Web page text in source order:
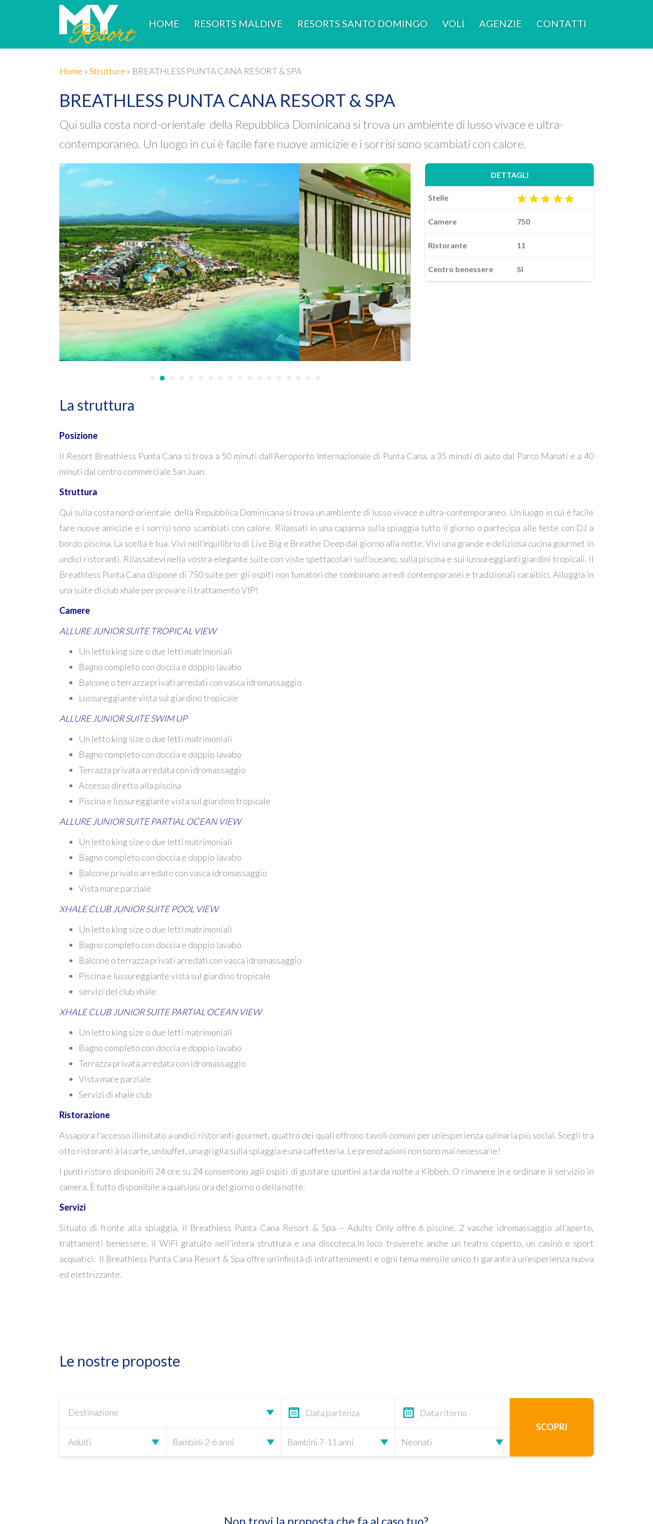
HOME RESORTS MALDIVE RESORTS SANTO DOMINGO VOLI AGENZIE CONTATTI
Home »Strutture » BREATHLESS PUNTA CANA RESORT & SPA
BREATHLESS PUNTA CANA RESORT & SPA
Qui sulla costa nord-orientale della Repubblica Dominicana si trova un ambiente di lusso vivace e ultra-
contemporaneo. Un luogo in cui è facile fare nuove amicizie e i sorrisi sono scambiati con calore.
•
DETTAGLI
Stelle
Camere 750
Ristorante 11
Centro benessere SI
La struttura
Posizione
Il Resort Breathless Punta Cana si trova a 50 minuti dall’Aeroporto Internazionale di Punta Cana, a 35 minuti di auto dal Parco Manatí e a 40
minuti dal centro commerciale San Juan.
Struttura
Qui sulla costa nord-orientale della Repubblica Dominicana si trova un ambiente di lusso vivace e ultra-contemporaneo. Un luogo in cui è facile
fare nuove amicizie e i sorrisi sono scambiati con calore. Rilassati in una capanna sulla spiaggia tutto il giorno o partecipa alle feste con DJ a
bordo piscina. La scelta è tua. Vivi nell’equilibrio di Live Big e Breathe Deep dal giorno alla notte. Vivi una grande e deliziosa cucina gourmet in
undici ristoranti. Rilassatevi nella vostra elegante suite con viste spettacolari sull’oceano, sulla piscina e sui lussureggianti giardini tropicali. Il
Breathless Punta Cana dispone di 750 suite per gli ospiti non fumatori che combinano arredi contemporanei e tradizionali caraibici. Alloggia in
una suite di club xhale per provare il trattamento VIP!
Camere
ALLURE JUNIOR SUITE TROPICAL VIEW
Un letto king size o due letti matrimoniali
Bagno completo con doccia e doppio lavabo
Balcone o terrazza privati ​​arredati con vasca idromassaggio
Lussureggiante vista sul giardino tropicale
ALLURE JUNIOR SUITE SWIM UP
Un letto king size o due letti matrimoniali
Bagno completo con doccia e doppio lavabo
Terrazza privata arredata con idromassaggio
Accesso diretto alla piscina
Piscina e lussureggiante vista sul giardino tropicale
ALLURE JUNIOR SUITE PARTIAL OCEAN VIEW
Un letto king size o due letti matrimoniali
Bagno completo con doccia e doppio lavabo
Balcone privato arredato con vasca idromassaggio
Vista mare parziale
XHALE CLUB JUNIOR SUITE POOL VIEW
Un letto king size o due letti matrimoniali
Bagno completo con doccia e doppio lavabo
Balcone o terrazza privati ​​arredati con vasca idromassaggio
Piscina e lussureggiante vista sul giardino tropicale
servizi del club xhale
XHALE CLUB JUNIOR SUITE PARTIAL OCEAN VIEW
Un letto king size o due letti matrimoniali
Bagno completo con doccia e doppio lavabo
Terrazza privata arredata con idromassaggio
Vista mare parziale
Servizi di xhale club
Ristorazione
Assapora l’accesso illimitato a undici ristoranti gourmet, quattro dei quali offrono tavoli comuni per un’esperienza culinaria più social. Scegli tra
otto ristoranti à la carte, un buffet, una griglia sulla spiaggia e una caffetteria. Le prenotazioni non sono mai necessarie!
I punti ristoro disponibili 24 ore su 24 consentono agli ospiti di gustare spuntini a tarda notte a Kibbeh. O rimanere in e ordinare il servizio in
camera. È tutto disponibile a qualsiasi ora del giorno o della notte.
Servizi
Situato di fronte alla spiaggia, il Breathless Punta Cana Resort & Spa – Adults Only offre 6 piscine, 2 vasche idromassaggio all’aperto,
trattamenti benessere, il WiFi gratuito nell’intera struttura e una discoteca.In loco troverete anche un teatro coperto, un casinò e sport
acquatici. Il Breathless Punta Cana Resort & Spa offre un’infinità di intrattenimenti e ogni tema mensile unico ti garantirà un’esperienza nuova
ed elettrizzante.
Le nostre proposte
SCOPRI
Non trovi la proposta che fa al caso tuo?